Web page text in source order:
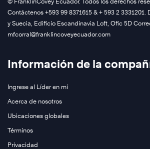
Conozca
Más
Contáctenos +593 99 8371615 & + 593 2 3331201.
y Suecia, Edificio Escandinavia Loft, Ofic 5D
mfcorral@franklincoveyecuador.com
Información de la
Ingrese al Líder en mí
Acerca de nosotros
Ubicaciones globales
Términos
Privacidad